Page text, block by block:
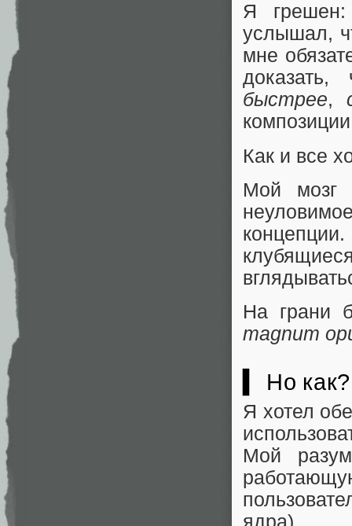
Я грешен:
услышал,
мне
быстрее,
Как и все
Мой мозг
На грани
magnum
▍ Но как?
Я хотел
Мой
ядра).